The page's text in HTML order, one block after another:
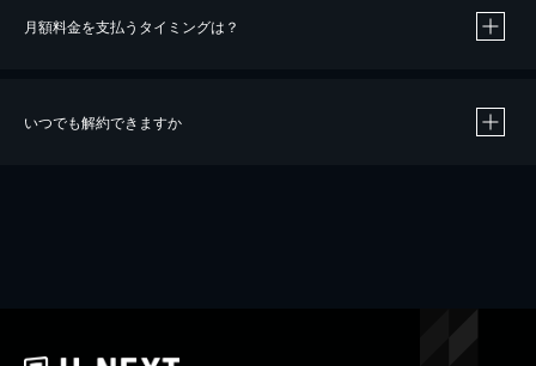
※40％ポイント還元の対象は、クレジットカード決済による作品の購入 / レンタルです。
iOSアプリのUコイン決済による作品の購入 / レンタルは、20％のポイント還元です。
月額料金を支払うタイミングは？
いつでも解約できますか